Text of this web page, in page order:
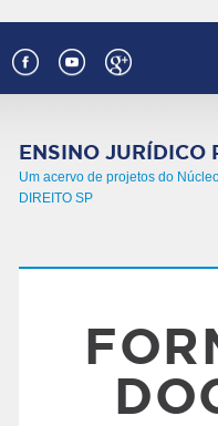
ENSINO JURÍDICO
Um acervo de projetos do
DIREITO SP